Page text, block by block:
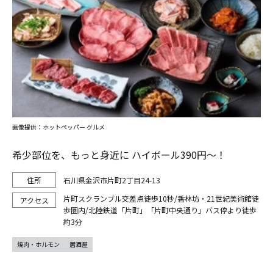
希少部位を、もっと身近に ハイボール390円～！
石川県金沢市片町2丁目24-13
片町スクランブル交差点徒歩10秒/香林坊・21世紀美術館徒
歩圏内/北陸鉄道「片町」「片町中央通り」バス停より徒歩
約3分
画像提供：ホットペッパー グルメ
焼肉・ホルモン 居酒屋